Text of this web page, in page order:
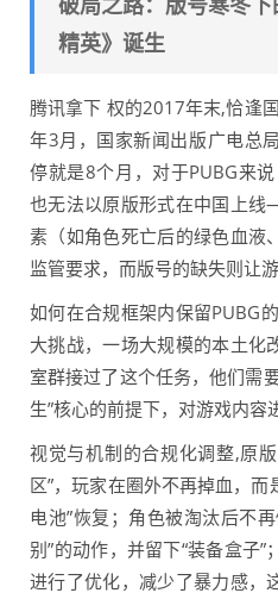
精英》诞生
腾讯拿下 权的2017年末,恰逢
年3月，国家新闻出版广电总
停就是8个月，对于PUBG来
也无法以原版形式在中国上
素（如角色死亡后的绿色血液
监管要求，而版号的缺失则让
如何在合规框架内保留PUBG
大挑战，一场大规模的本土化
室群接过了这个任务，他们需
生”核心的前提下，对游戏内容
视觉与机制的合规化调整,原
区”，玩家在圈外不再掉血，而
电池”恢复；角色被淘汰后不
别”的动作，并留下“装备盒子
进行了优化，减少了暴力感，